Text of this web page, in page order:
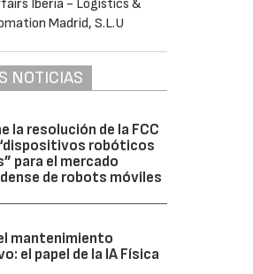
NOTICIAS
la resolución de la FCC
robóticos
para el mercado
de robots móviles
mantenimiento
el papel de la IA Física